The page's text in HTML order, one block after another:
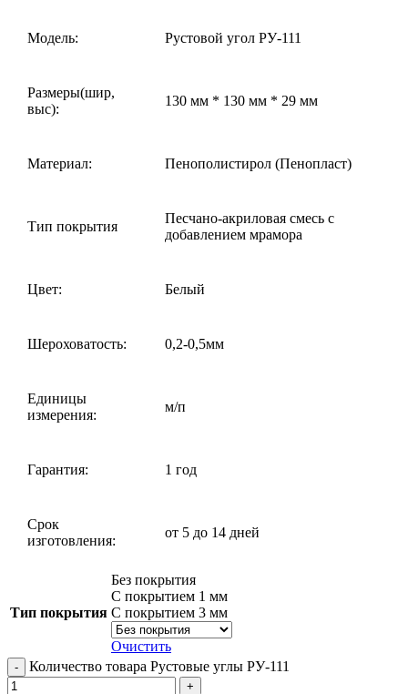
Модель: Рустовой угол РУ-111
Размеры(шир,
выс):
130 мм * 130 мм * 29 мм
Материал: Пенополистирол (Пенопласт)
Тип покрытия
Песчано-акриловая смесь с
добавлением мрамора
Цвет: Белый
Шероховатость: 0,2-0,5мм
Единицы
измерения:
м/п
Гарантия: 1 год
Срок
изготовления:
от 5 до 14 дней
Тип покрытия
Без покрытия
С покрытием 1 мм
С покрытием 3 мм
Очистить
Количество товара Рустовые углы РУ-111